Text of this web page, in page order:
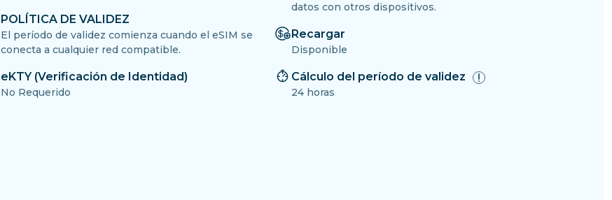
POLÍTICA DE VALIDEZ
El período de validez comienza cuando el eSIM se
conecta a cualquier red compatible.
eKTY (Verificación de Identidad)
No Requerido
datos con otros dispositivos.
Recargar
Disponible
Cálculo del período de validez
24 horas